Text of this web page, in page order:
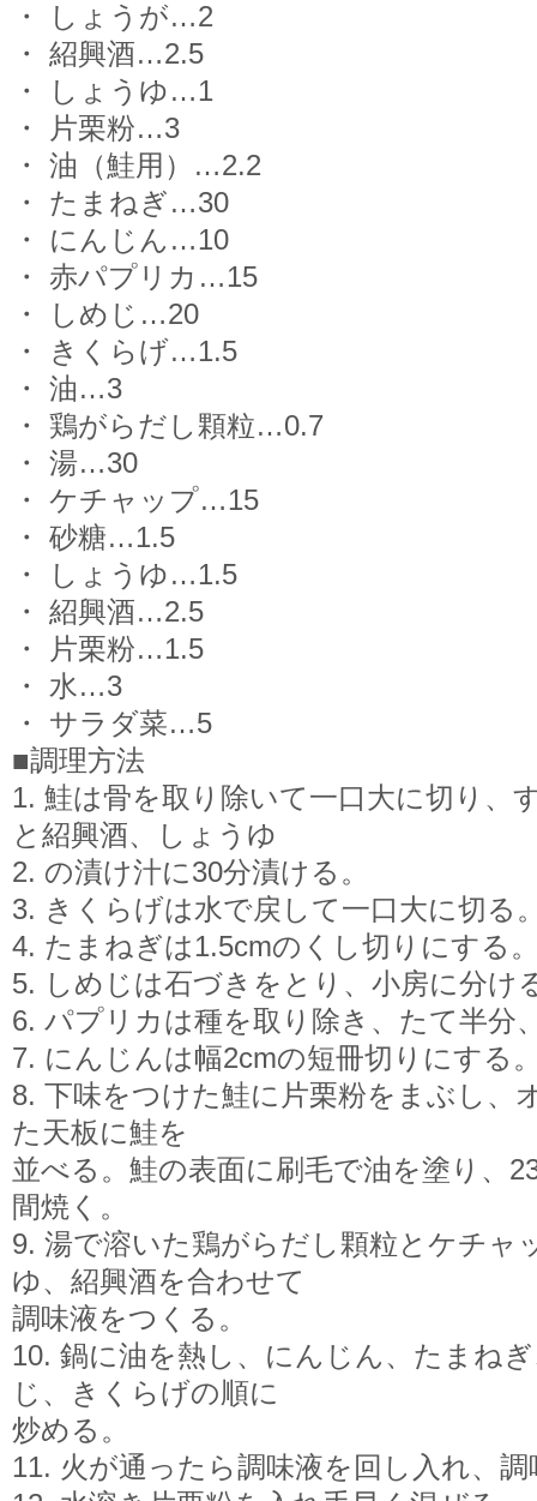
・ しょうが…2
・ 紹興酒…2.5
・ しょうゆ…1
・ 片栗粉…3
・ 油（鮭用）…2.2
・ たまねぎ…30
・ にんじん…10
・ 赤パプリカ…15
・ しめじ…20
・ きくらげ…1.5
・ 油…3
・ 鶏がらだし顆粒…0.7
・ 湯…30
・ ケチャップ…15
・ 砂糖…1.5
・ しょうゆ…1.5
・ 紹興酒…2.5
・ 片栗粉…1.5
・ 水…3
・ サラダ菜…5
■調理方法
1. 鮭は骨を取り除いて一口大に切り、
と紹興酒、しょうゆ
2. の漬け汁に30分漬ける。
3. きくらげは水で戻して一口大に切る
4. たまねぎは1.5cmのくし切りにする
5. しめじは石づきをとり、小房に分け
6. パプリカは種を取り除き、たて半分
7. にんじんは幅2cmの短冊切りにする
8. 下味をつけた鮭に片栗粉をまぶし、
た天板に鮭を
並べる。鮭の表面に刷毛で油を塗り、
間焼く。
9. 湯で溶いた鶏がらだし顆粒とケチャ
ゆ、紹興酒を合わせて
調味液をつくる。
10. 鍋に油を熱し、にんじん、たまね
じ、きくらげの順に
炒める。
11. 火が通ったら調味液を回し入れ、